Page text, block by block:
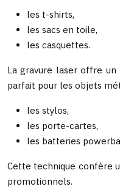
les t-shirts,
les sacs en toile,
les casquettes.
La gravure laser offre
parfait pour les objets
les stylos,
les porte-cartes,
les batteries
Cette technique confère
promotionnels.